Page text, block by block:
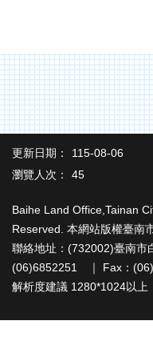
詢
便
民
服
務
意
流
下
載
專
區
更新日期：
115-08-06
瀏覽人次：
45
Baihe Land Office,Tainan
Reserved. 本網站版權臺南
聯絡地址：(732002)臺南
(06)6852251 ｜ Fax：
解析度建議 1280*1024以上